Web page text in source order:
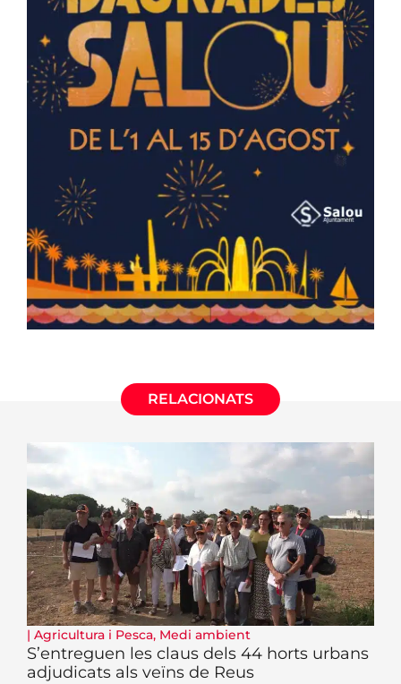
RELACIONATS
| Agricultura i Pesca, Medi ambient
S’entreguen les claus dels 44 horts urbans
adjudicats als veïns de Reus